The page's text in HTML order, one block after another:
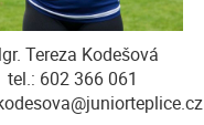
Tereza Kodešová
tel.: 602 366 061